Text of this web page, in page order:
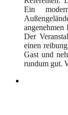
Ein
Der
einen
Gast und
rundum gut.